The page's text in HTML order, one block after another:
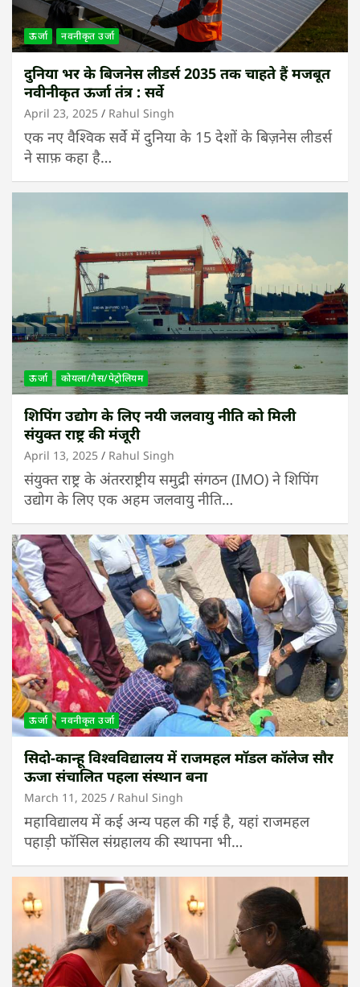
ऊर्जा नवनीकृत उर्जा
दुनिया भर के बिजनेस लीडर्स 2035 तक चाहते हैं मजबूत
नवीनीकृत ऊर्जा तंत्र : सर्वे
April 23, 2025 Rahul Singh
एक नए वैश्विक सर्वे में दुनिया के 15 देशों के बिज़नेस लीडर्स
ने साफ़ कहा है…
ऊर्जा कोयला/गैस/पेट्रोलियम
शिपिंग उद्योग के लिए नयी जलवायु नीति को मिली
संयुक्त राष्ट्र की मंजूरी
April 13, 2025 Rahul Singh
संयुक्त राष्ट्र के अंतरराष्ट्रीय समुद्री संगठन (IMO) ने शिपिंग
उद्योग के लिए एक अहम जलवायु नीति…
ऊर्जा नवनीकृत उर्जा
सिदो-कान्हू विश्वविद्यालय में राजमहल मॉडल कॉलेज सौर
ऊजा संचालित पहला संस्थान बना
March 11, 2025 Rahul Singh
महाविद्यालय में कई अन्य पहल की गई है, यहां राजमहल
पहाड़ी फॉसिल संग्रहालय की स्थापना भी…